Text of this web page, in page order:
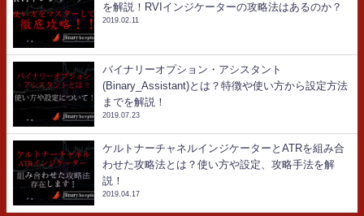
を解説！RVIインジケーターの攻略法はあるのか？
2019.02.11
バイナリーオプション・アシスタント
(Binary_Assistant)とは？特徴や使い方から設定方法
までを解説！
2019.07.23
ケルトナーチャネルインジケーターとATRを組み合
わせた攻略法とは？使い方や設定、攻略手法を解
説！
2019.04.17